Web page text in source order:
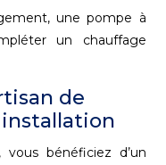
une pompe à
un chauffage
de
bénéficiez d’un